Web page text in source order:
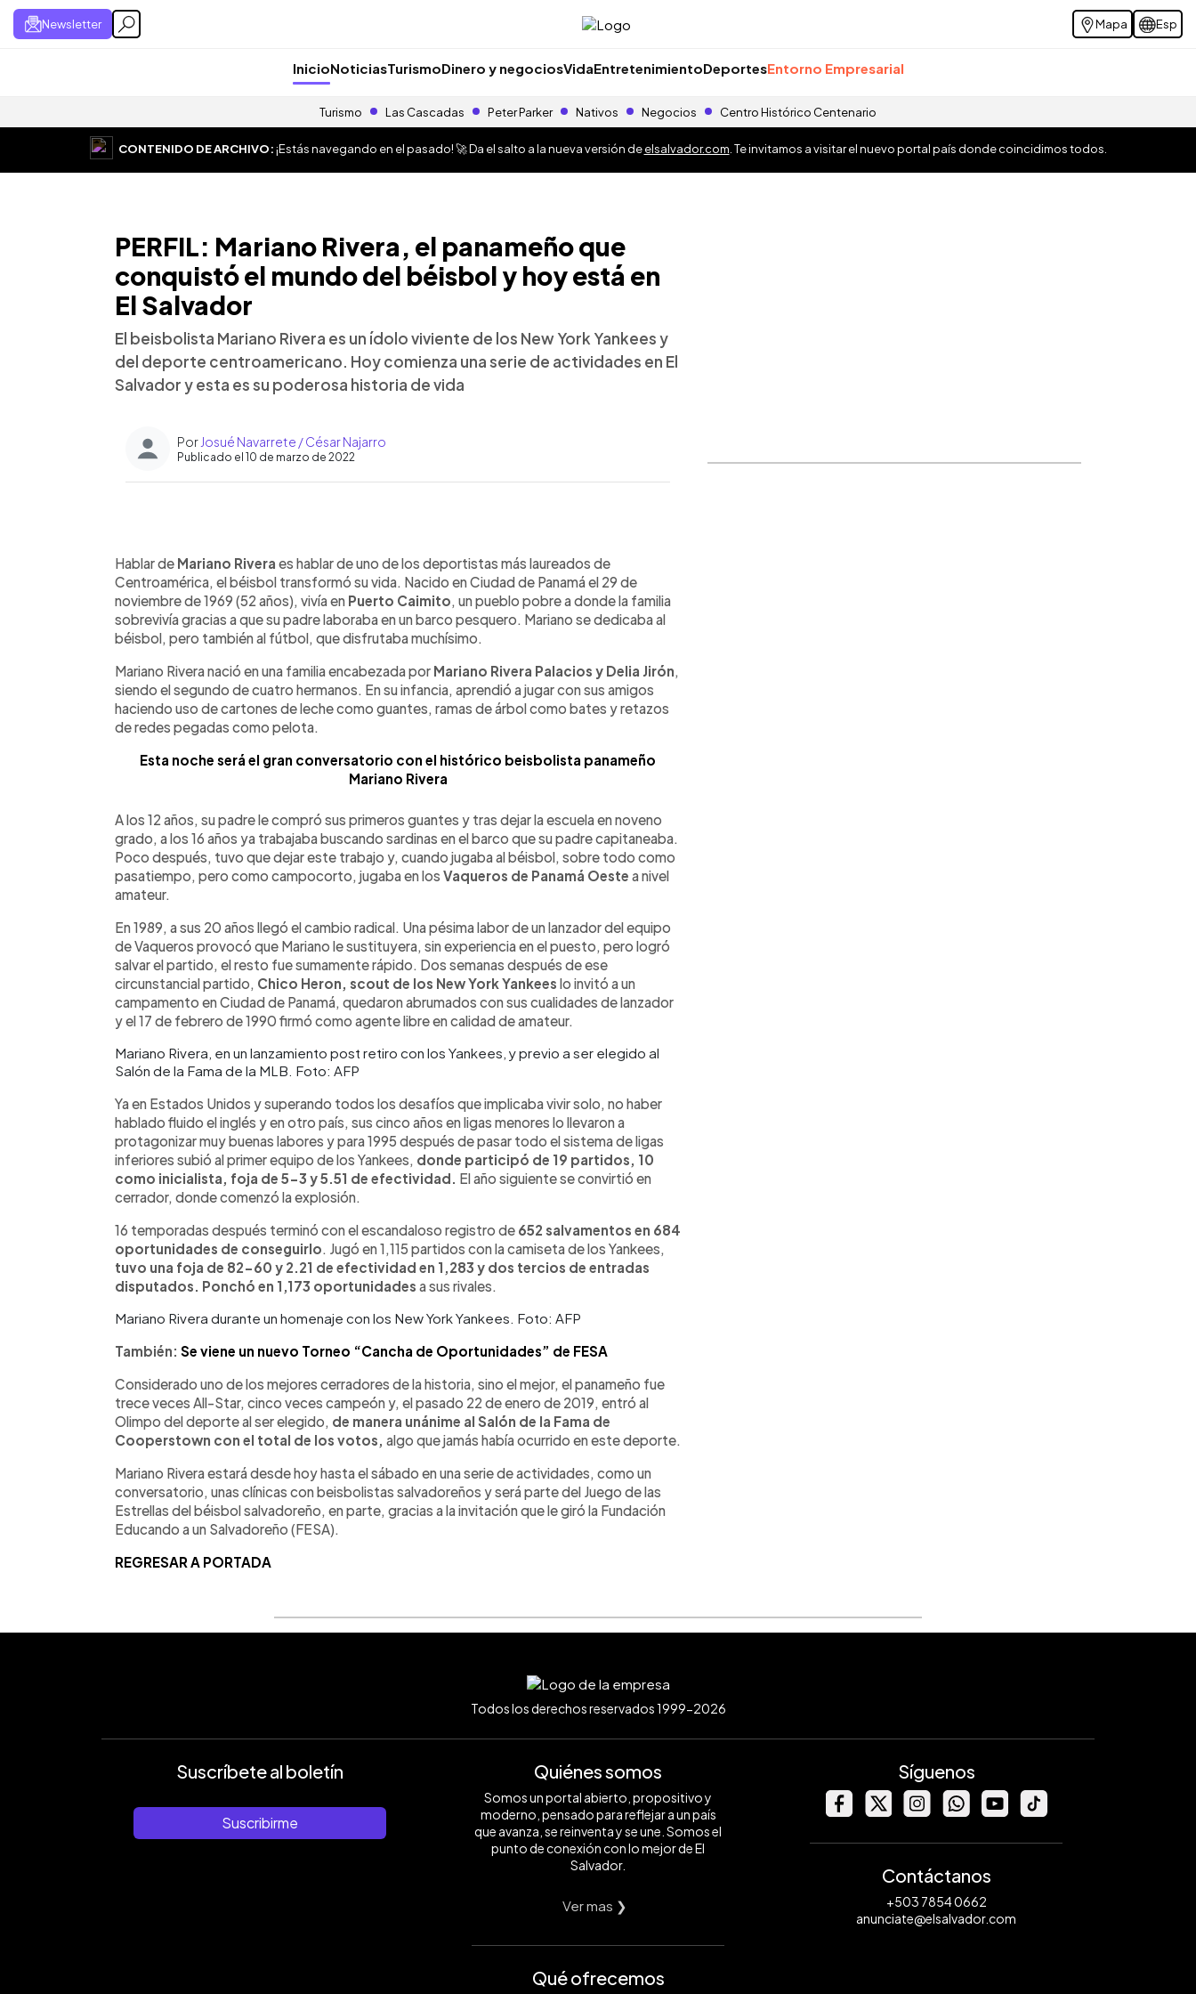
Newsletter Mapa Esp
InicioNoticiasTurismoDinero y negociosVidaEntretenimientoDeportesEntorno Empresarial
Turismo Las Cascadas Peter Parker Nativos Negocios Centro Histórico Centenario
CONTENIDO DE ARCHIVO:¡Estás navegando en el pasado! 🚀 Da el salto a la nueva versión deelsalvador.com . Te invitamos a visitar el nuevo portal país donde coincidimos todos.
PERFIL: Mariano Rivera, el panameño que
conquistó el mundo del béisbol y hoy está en
El Salvador
El beisbolista Mariano Rivera es un ídolo viviente de los New York Yankees y
del deporte centroamericano. Hoy comienza una serie de actividades en El
Salvador y esta es su poderosa historia de vida
Por Josué Navarrete / César Najarro
Publicado el 10 de marzo de 2022
► Escuchar artículo
Hablar de Mariano Rivera es hablar de uno de los deportistas más laureados de
Centroamérica, el béisbol transformó su vida. Nacido en Ciudad de Panamá el 29 de
noviembre de 1969 (52 años), vivía en Puerto Caimito, un pueblo pobre a donde la familia
sobrevivía gracias a que su padre laboraba en un barco pesquero. Mariano se dedicaba al
béisbol, pero también al fútbol, que disfrutaba muchísimo.
Mariano Rivera nació en una familia encabezada por Mariano Rivera Palacios y Delia Jirón,
siendo el segundo de cuatro hermanos. En su infancia, aprendió a jugar con sus amigos
haciendo uso de cartones de leche como guantes, ramas de árbol como bates y retazos
de redes pegadas como pelota.
Esta noche será el gran conversatorio con el histórico beisbolista panameño
Mariano Rivera
A los 12 años, su padre le compró sus primeros guantes y tras dejar la escuela en noveno
grado, a los 16 años ya trabajaba buscando sardinas en el barco que su padre capitaneaba.
Poco después, tuvo que dejar este trabajo y, cuando jugaba al béisbol, sobre todo como
pasatiempo, pero como campocorto, jugaba en los Vaqueros de Panamá Oeste a nivel
amateur.
En 1989, a sus 20 años llegó el cambio radical. Una pésima labor de un lanzador del equipo
de Vaqueros provocó que Mariano le sustituyera, sin experiencia en el puesto, pero logró
salvar el partido, el resto fue sumamente rápido. Dos semanas después de ese
circunstancial partido, Chico Heron, scout de los New York Yankees lo invitó a un
campamento en Ciudad de Panamá, quedaron abrumados con sus cualidades de lanzador
y el 17 de febrero de 1990 firmó como agente libre en calidad de amateur.
Mariano Rivera, en un lanzamiento post retiro con los Yankees, y previo a ser elegido al
Salón de la Fama de la MLB. Foto: AFP
Ya en Estados Unidos y superando todos los desafíos que implicaba vivir solo, no haber
hablado fluido el inglés y en otro país, sus cinco años en ligas menores lo llevaron a
protagonizar muy buenas labores y para 1995 después de pasar todo el sistema de ligas
inferiores subió al primer equipo de los Yankees, donde participó de 19 partidos, 10
como inicialista, foja de 5-3 y 5.51 de efectividad. El año siguiente se convirtió en
cerrador, donde comenzó la explosión.
16 temporadas después terminó con el escandaloso registro de 652 salvamentos en 684
oportunidades de conseguirlo. Jugó en 1,115 partidos con la camiseta de los Yankees,
tuvo una foja de 82-60 y 2.21 de efectividad en 1,283 y dos tercios de entradas
disputados. Ponchó en 1,173 oportunidades a sus rivales.
Mariano Rivera durante un homenaje con los New York Yankees. Foto: AFP
También: Se viene un nuevo Torneo “Cancha de Oportunidades” de FESA
Considerado uno de los mejores cerradores de la historia, sino el mejor, el panameño fue
trece veces All-Star, cinco veces campeón y, el pasado 22 de enero de 2019, entró al
Olimpo del deporte al ser elegido, de manera unánime al Salón de la Fama de
Cooperstown con el total de los votos, algo que jamás había ocurrido en este deporte.
Mariano Rivera estará desde hoy hasta el sábado en una serie de actividades, como un
conversatorio, unas clínicas con beisbolistas salvadoreños y será parte del Juego de las
Estrellas del béisbol salvadoreño, en parte, gracias a la invitación que le giró la Fundación
Educando a un Salvadoreño (FESA).
REGRESAR A PORTADA
Todos los derechos reservados 1999-2026
Suscríbete al boletín
Suscribirme
Quiénes somos
Somos un portal abierto, propositivo y
moderno, pensado para reflejar a un país
que avanza, se reinventa y se une. Somos el
punto de conexión con lo mejor de El
Salvador.
Ver mas ❯
Qué ofrecemos
Síguenos
Contáctanos
+503 7854 0662
anunciate@elsalvador.com